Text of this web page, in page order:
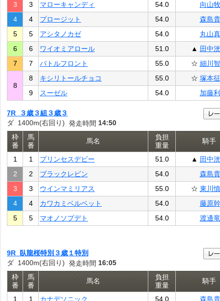
3
3 マローキャンディ 54.0
向山牧
4
4 プロージット 54.0
森島貴
5
5 アシタノカゼ 54.0
丸山真
6
6 ワイオミアロール 51.0 ▲ 田中洸
7
7 バトルフロント 55.0 ☆ 細川智
8
8 キシリトールチョコ 55.0 ☆ 塚本征
9
スーゼル 54.0 加藤利
7R ３歳３組３歳３
ダ 1400m(右回り) 発走時間 14:50
枠
番
馬
番
馬名
負担
重量
騎手
1 1 プリンセスデビー 51.0 ▲ 田中洸
2
2 ブラックレビン 54.0
森島貴
3
3 ウインマミリアス 55.0 ☆ 東川慎
4
4 カワカミベルベット 54.0
藤原幹
5
5 マオノソプデト 54.0 渡邊竜
9R 臥龍桜特別３歳１特別
ダ 1400m(右回り) 発走時間 16:05
枠
番
馬
番
馬名
負担
重量
騎手
1 1 カナデソニック 54.0
森島貴